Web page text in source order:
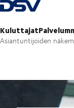
Takaisin
Kuluttajat
Asiantuntijoiden